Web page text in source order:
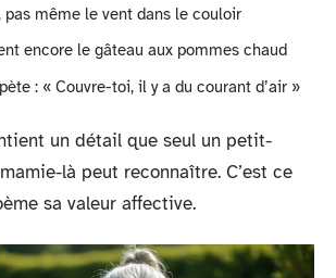
pas même le vent dans le couloir
encore le gâteau aux pommes chaud
: « Couvre-toi, il y a du courant d’air »
un détail que seul un petit-
là peut reconnaître. C’est ce
sa valeur affective.